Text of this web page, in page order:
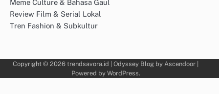
Meme Culture & Bahasa Gaul
Review Film & Serial Lokal
Tren Fashion & Subkultur
Copyright © 2026 trendsavora.id | Odyssey Blog by Ascendoor
Powered by WordPress.